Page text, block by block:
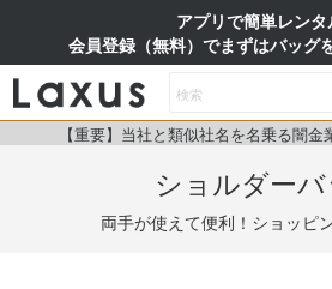
アプリで簡単レンタ
会員登録（無料）でまずはバッグ
【重要】当社と類似社名を名乗る闇
ショルダー
両手が使えて便利！ショッピ